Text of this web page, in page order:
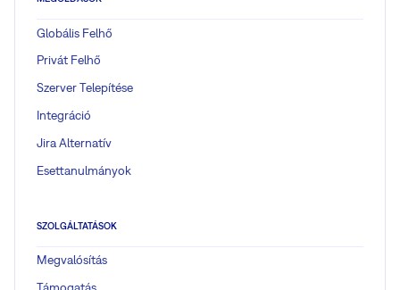
Globális Felhő
Privát Felhő
Szerver Telepítése
Integráció
Jira Alternatív
Esettanulmányok
SZOLGÁLTATÁSOK
Megvalósítás